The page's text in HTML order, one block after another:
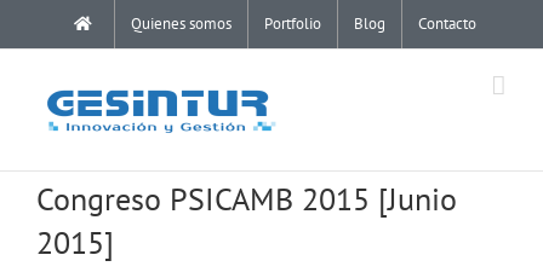
Quienes somos Portfolio Blog Contacto
Congreso PSICAMB 2015 [Junio
2015]